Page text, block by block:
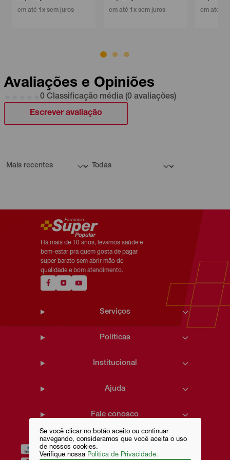
Se você clicar no botão aceito ou continuar
navegando, consideramos que você aceita o uso
de nossos cookies.
Verifique nossa Política de Privacidade.
em até 1x sem juros em até 1x sem juros
Avaliações e Opiniões
0 Classificação média (0 avaliações)
Escrever avaliação
Há mais de 10 anos, levamos saúde e
bem-estar pra quem gosta de pagar
super barato sem abrir mão de
qualidade e bom atendimento.
Serviços
Políticas
Institucional
Ajuda
Fale conosco